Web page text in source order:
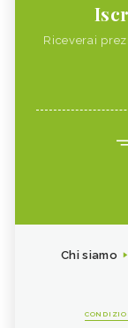
Riceverai
Chi siamo